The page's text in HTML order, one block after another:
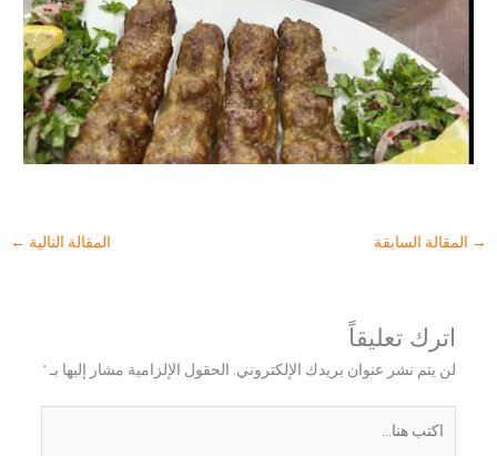
→ المقالة السابقة المقالة التالية ←
اترك تعليقاً
لن يتم نشر عنوان بريدك الإلكتروني. الحقول الإلزامية مشار إليها بـ *